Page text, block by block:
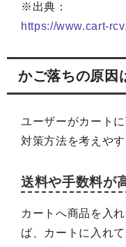
※出典：
https://www.cart-
かご落ちの原因
ユーザーがカート
対策方法を考えや
送料や手数料が
カートへ商品を入
ば、カートに入れ